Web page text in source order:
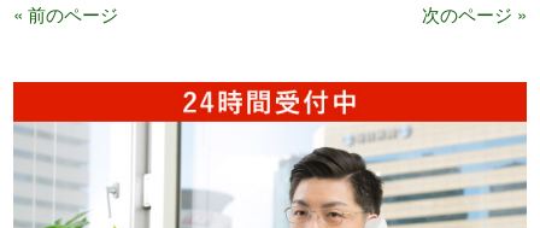
« 前のページ 次のページ »